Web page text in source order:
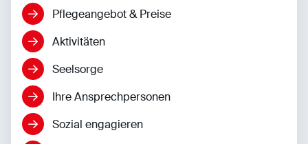
Pflegeangebot & Preise
Aktivitäten
Seelsorge
Ihre Ansprechpersonen
Sozial engagieren